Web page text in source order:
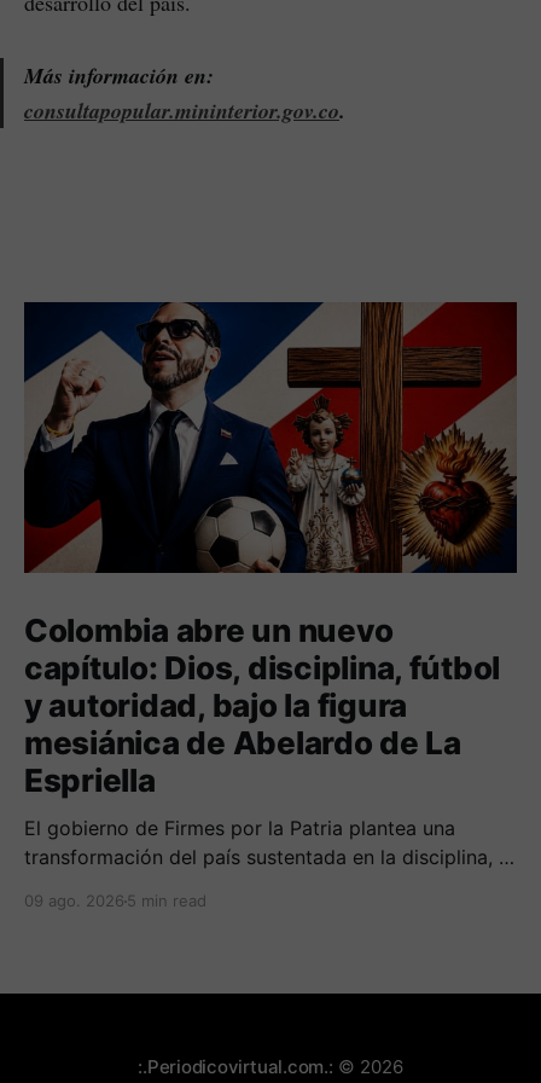
Más información en:
consultapopular.mininterior.gov.co.
Colombia abre un nuevo
capítulo: Dios, disciplina, fútbol
y autoridad, bajo la figura
mesiánica de Abelardo de La
Espriella
El gobierno de Firmes por la Patria plantea una
transformación del país sustentada en la disciplina, el
una mayor presencia de los uniformados en el
09 ago. 2026 5 min read
:.Periodicovirtual.com.: © 2026